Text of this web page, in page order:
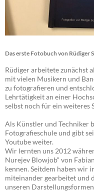
Das erste Fotobuch von Rüdiger
Rüdiger arbeitete zunächst
mit vielen Musikern und
zu fotografieren und
Lehrtätigkeit an einer
selbst noch für ein weiteres
Als Künstler und Techniker
Fotografieschule und gibt
Youtube weiter.
Wir lernten uns 2012
Nurejev Blowjob“ von
kennen. Seitdem haben wir
miteinander gearbeitet und
unseren